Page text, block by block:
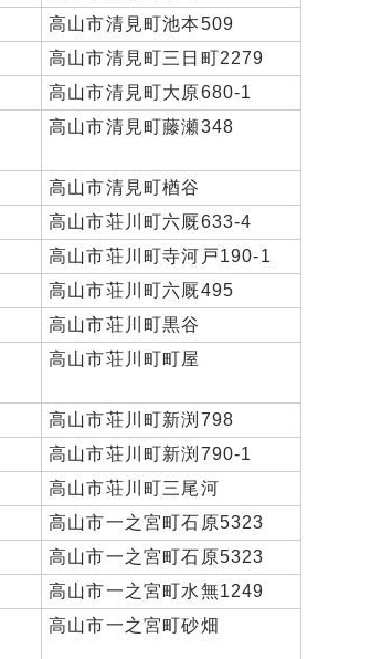
高山市清見町池本509
高山市清見町三日町2279
高山市清見町大原680-1
高山市清見町藤瀬348
高山市清見町楢谷
高山市荘川町六厩633-4
高山市荘川町寺河戸190-1
高山市荘川町六厩495
高山市荘川町黒谷
高山市荘川町町屋
高山市荘川町新渕798
高山市荘川町新渕790-1
高山市荘川町三尾河
高山市一之宮町石原5323
高山市一之宮町石原5323
高山市一之宮町水無1249
高山市一之宮町砂畑